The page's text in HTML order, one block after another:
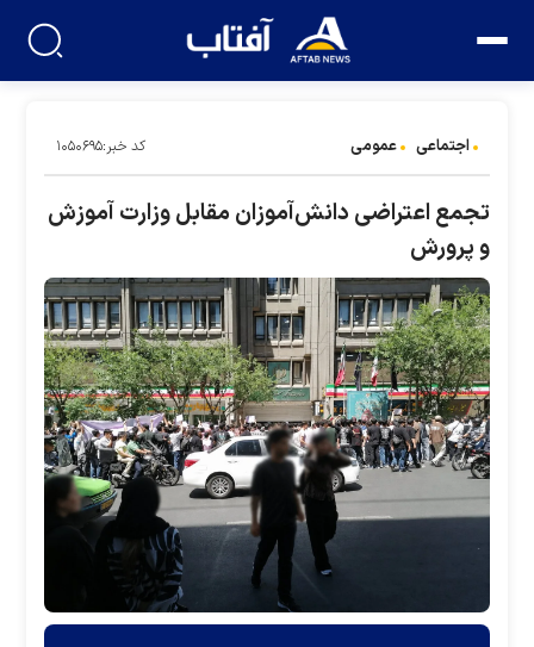
اجتماعی عمومی کد خبر:۱۰۵۰۶۹۵
تجمع اعتراضی دانش‌آموزان مقابل وزارت آموزش
و پرورش